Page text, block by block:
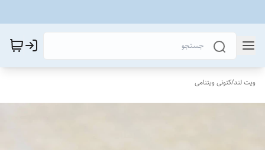
ویت لند/کتونی ویتنامی